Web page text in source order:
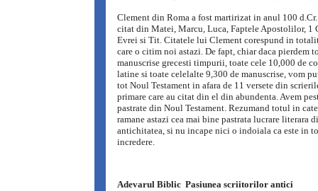
Clement din Roma a fost martirizat in anul 100
citat din Matei, Marcu, Luca, Faptele Apostolilor, 1
Evrei si Tit. Citatele lui Clement corespund in
care o citim noi astazi. De fapt, chiar daca pierdem
manuscrise grecesti timpurii, toate cele 10,000 de
latine si toate celelalte 9,300 de manuscrise, vom
tot Noul Testament in afara de 11 versete din
primare care au citat din el din abundenta. Avem
pastrate din Noul Testament. Rezumand totul in
ramane astazi cea mai bine pastrata lucrare literara
antichitatea, si nu incape nici o indoiala ca este in
incredere.
Adevarul Biblic  Pasiunea scriitorilor antici